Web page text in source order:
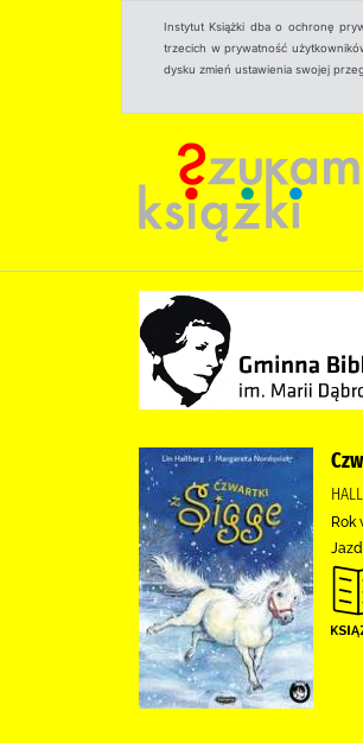
Instytut Książki dba o ochronę
trzecich w prywatność
dysku zmień ustawienia swojej
Rok